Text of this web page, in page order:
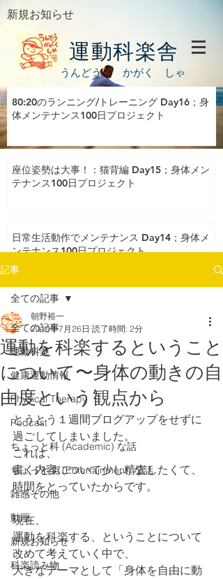
新規お知らせ
運動科楽舎
うんどう かがく しゃ
80:20のランニング/トレーニング Day16；身
体メンテナンス100日プロジェクト
座位姿勢は大事！：猫背編 Day15；身体メン
テナンス100日プロジェクト
日常生活動作でメンテナンス Day14；身体メ
ンテナンス100日プロジェクト
記事
全ての記事
運動科楽
健康運動情報
Physical Therapy
Podcast
ちょっと科 (Academic) な話
ちょっと楽 (Entertainment) な話
雑感その他
動画
新規お知らせ
科楽読み物
全ての記事
運動を科楽するということ
について〜身体の動きの自
由度という観点から
朝野裕一
2019年7月26日 読了時間: 2分
とうとう１週間ブログアップをせずに
過ごしてしまいました。
これは、
書く内容について少し精査したくて、
時間をとっていたからです。
現在、
運動を科楽する、ということについて
改めて考えていく中で、
大きなテーマとして「身体を自由に動